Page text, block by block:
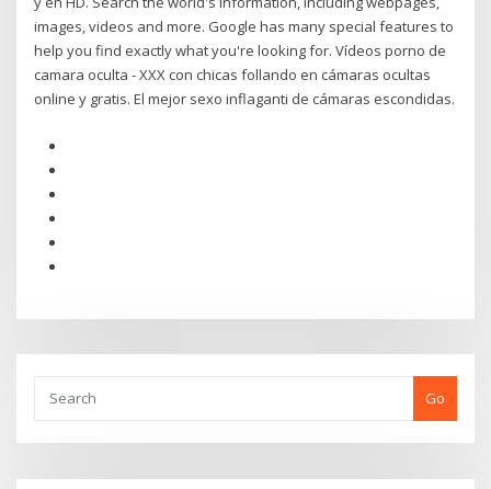
images, videos and more. Google has many special features to
help you find exactly what you're looking for. Vídeos porno de
camara oculta - XXX con chicas follando en cámaras ocultas
online y gratis. El mejor sexo inflaganti de cámaras escondidas.
Go